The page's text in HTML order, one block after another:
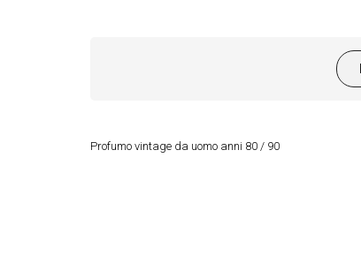
Profumo vintage da uomo anni 80 / 90